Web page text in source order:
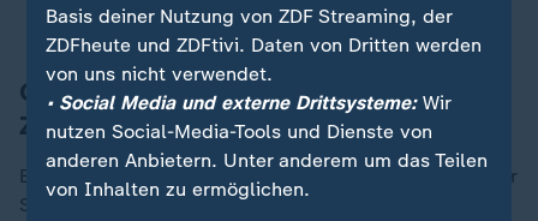
fürs Militär - geht das überhaupt?
Gesetzgebungsverfahren: Merz schließt
Zusammenarbeit mit AfD und Linke aus
Bei der Frage nach einer möglichen Modernisierung der
Schuldenbremse will Merz zunächst mit der SPD
Basis deiner Nutzung von ZDF Streaming, der
ZDFheute und ZDFtivi. Daten von Dritten werden
von uns nicht verwendet.
• Social Media und externe Drittsysteme:Wir
nutzen Social-Media-Tools und Dienste von
anderen Anbietern. Unter anderem um das Teilen
von Inhalten zu ermöglichen.